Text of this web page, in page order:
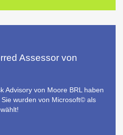
Assessor von
Advisory von Moore BRL haben
wurden von Microsoft© als